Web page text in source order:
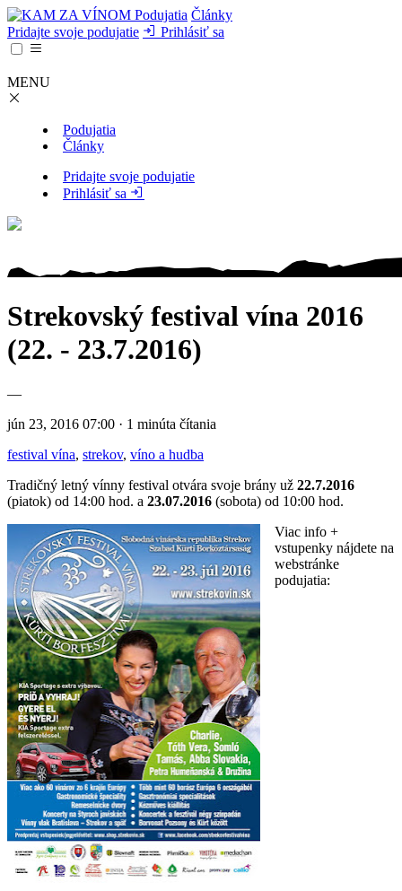
Podujatia Články
Pridajte svoje podujatie
Prihlásiť sa
MENU
Podujatia
Články
Pridajte svoje podujatie
Prihlásiť sa
Strekovský festival vína 2016
(22. - 23.7.2016)
—
jún 23, 2016 07:00 · 1 minúta čítania
festival vína, strekov, víno a hudba
Tradičný letný vínny festival otvára svoje brány už 22.7.2016
(piatok) od 14:00 hod. a 23.07.2016 (sobota) od 10:00 hod.
Viac info +
vstupenky nájdete na
webstránke
podujatia: